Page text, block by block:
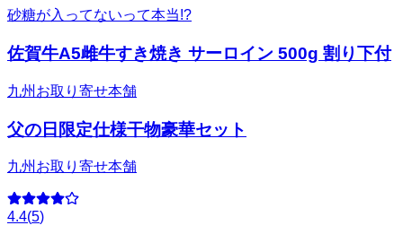
砂糖が入ってないって本当!?
佐賀牛A5雌牛すき焼き サーロイン 500g 割り下付
九州お取り寄せ本舗
父の日限定仕様干物豪華セット
九州お取り寄せ本舗
4.4(5)